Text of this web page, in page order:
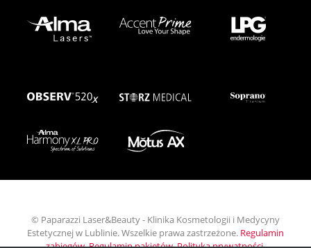
© Paparazzi Laser&Beauty - Klinika Kosmetologii i Medycyny
Estetycznej w Lublinie. Wszelkie prawa zastrzeżone. Regulamin